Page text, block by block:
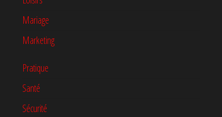
Mariage
Marketing
Pratique
Santé
Sécurité